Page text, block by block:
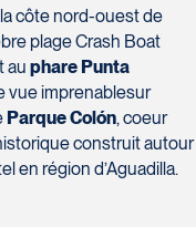
côte nord-ouest de
plage Crash Boat
au phare Punta
vue imprenablesur
Parque Colón, coeur
construit autour
en région d’Aguadilla.